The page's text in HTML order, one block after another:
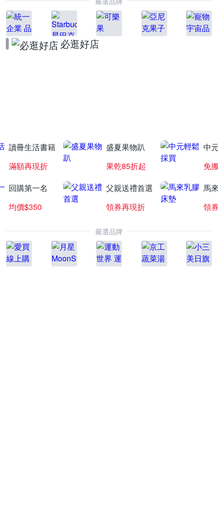
必逛好店
讀冊生活書籍
滿額再現折
盛夏果物趴
果乾85折起
中
免
回購第一名
均價$350
父親送禮首選
領券再現折
馬
領
嚴選品牌